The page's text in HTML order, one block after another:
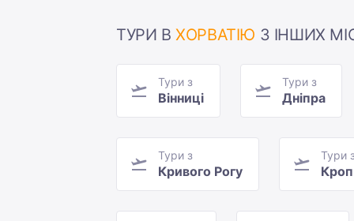
ТУРИ ВХОРВАТІЮ З ІНШИХ
Тури з
Вінниці
Тури з
Дніпра
Тури з
Кривого Рогу
Тури